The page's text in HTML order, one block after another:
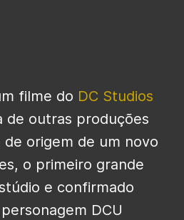
filme do DC Studios
de outras produções
origem de um novo
o primeiro grande
e confirmado
DCU